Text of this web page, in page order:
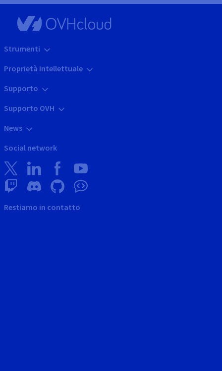
Strumenti
Proprietà Intellettuale
Supporto
Supporto OVH
News
Social network
Restiamo in contatto